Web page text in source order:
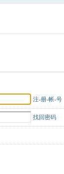
注-册-帐-号
找回密码